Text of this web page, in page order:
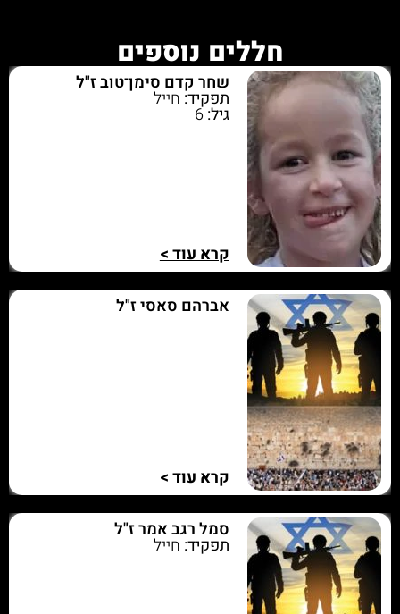
חללים נוספים
שחר קדם סימן־טוב ז"ל
תפקיד: חייל
גיל:6
קרא עוד >
אברהם סאסי ז"ל
קרא עוד >
סמל רגב אמר ז"ל
תפקיד: חייל